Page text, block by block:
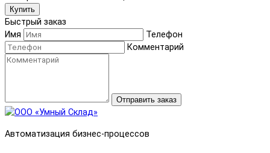
Купить
Быстрый заказ
Имя
Телефон
Комментарий
Отправить заказ
Автоматизация бизнес-процессов